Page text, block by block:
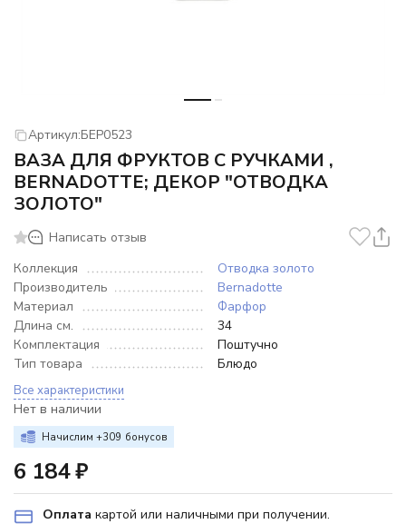
Артикул:БЕР0523
ВАЗА ДЛЯ ФРУКТОВ С РУЧКАМИ ,
BERNADOTTE; ДЕКОР "ОТВОДКА
ЗОЛОТО"
Написать отзыв
Коллекция
Отводка золото
Производитель
Bernadotte
Материал
Фарфор
Длина см.
34
Комплектация
Поштучно
Тип товара
Блюдо
Все характеристики
Нет в наличии
Начислим +309 бонусов
6 184₽
Оплата картой или наличными при получении.